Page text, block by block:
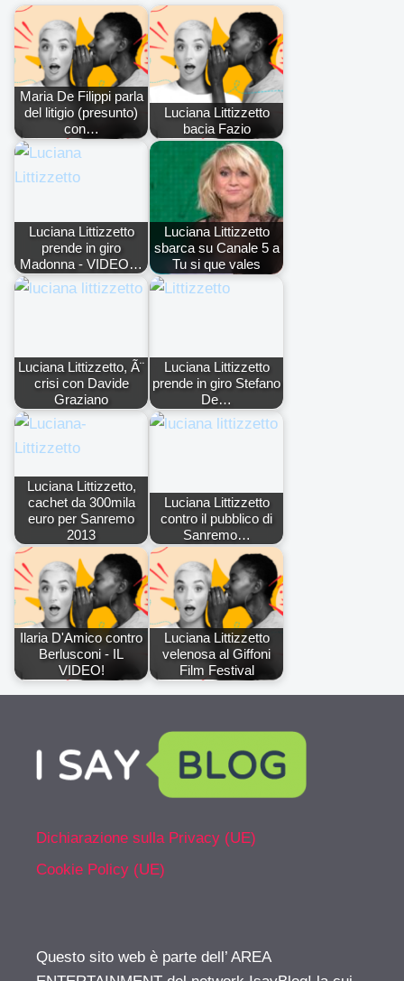
Maria De Filippi parla
del litigio (presunto)
con…
Luciana Littizzetto
bacia Fazio
Luciana Littizzetto
prende in giro
Madonna - VIDEO…
Luciana Littizzetto
sbarca su Canale 5 a
Tu si que vales
Luciana Littizzetto, Ã¨
crisi con Davide
Graziano
Luciana Littizzetto
prende in giro Stefano
De…
Luciana Littizzetto,
cachet da 300mila
euro per Sanremo
2013
Luciana Littizzetto
contro il pubblico di
Sanremo…
Ilaria D'Amico contro
Berlusconi - IL
VIDEO!
Luciana Littizzetto
velenosa al Giffoni
Film Festival
Dichiarazione sulla Privacy (UE)
Cookie Policy (UE)
Questo sito web è parte dell’ AREA